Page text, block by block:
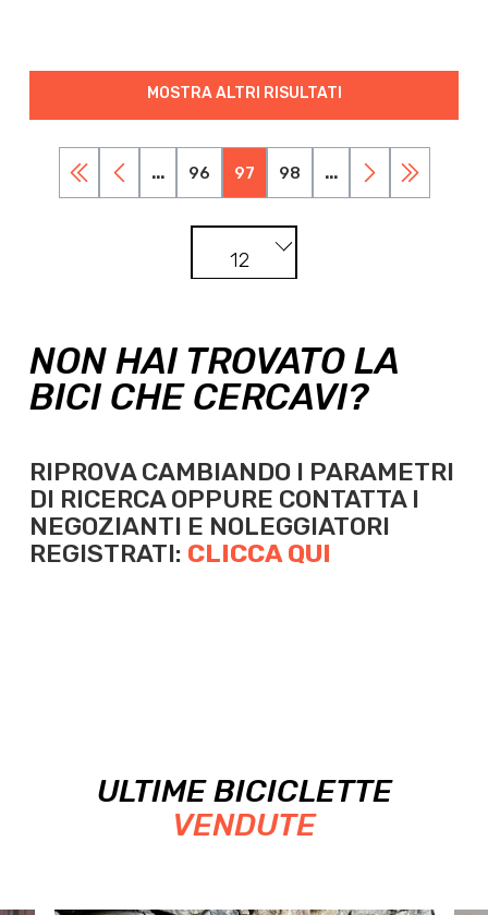
MOSTRA ALTRI RISULTATI
... 96 97 98 ...
12
NON HAI TROVATO LA
BICI CHE CERCAVI?
RIPROVA CAMBIANDO I PARAMETRI
DI RICERCA OPPURE CONTATTA I
NEGOZIANTI E NOLEGGIATORI
REGISTRATI: CLICCA QUI
ULTIME BICICLETTE
VENDUTE